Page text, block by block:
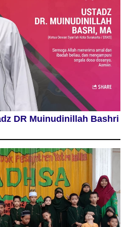
DR Muinudinillah Bashri